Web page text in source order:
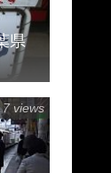
県
7 views